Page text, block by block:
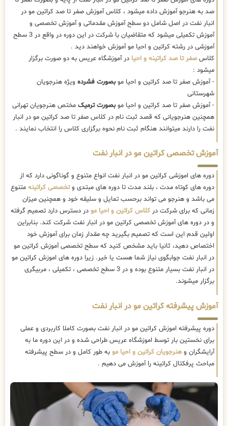
صد به هنرجو آموزش داده میشود ، کلاس آموزش صفر تا صد کراتین مو در
انبار نفت در اصل شامل دو سطح آموزش مقدماتی و آموزش تخصصی و
آموزش تکمیلی میشود که متقاضیان با شرکت در این دوره در واقع در 3 سطح
آموزشی در رشته کراتین و احیا مو آموزش خواهند دید .
کلاسصفر تا صد کراتینه و احیا در آموزشگاه عریس به دو صورت برگزار
میشود :
- آموزش صفر تا صد کراتین و احیا موبصورت فشرده ویژه هنرجویان
شهرستانی
- آموزش صفر تا صد کراتین و احیا موبصورت ترمیک مختص هنرجویان تهرانی
همچنین هنرجویانی که قصد ثبت نام در کلاس صفر تا صد کراتین مو در انبار
نفت را دارند میتوانند هنگام ثبت نام نحوه برگزاری کلاس را انتخاب نمایند .
آموزش تخصصی کراتین مو در انبار نفت
دوره های اموزشی کراتین مو در انبار نفت انواع متنوع و گوناگونی دارد که از
دوره های کوتاه مدت ، بلند مدت تا دوره های مبتدی وتخصصی کراتینه متنوع
می باشد و هنرجو می تواند برحسب تمایل و سلیقه خود و همچنین میزان
زمانی که برای شرکت در کلاس کراتین و احیا مو در دسترس دارد تصمیم گرفته
و در دوره های آموزش تخصصی کراتین مو در انبار نفت شرکت کند. بنابراین
اولین قدم این است که تصمیم بگیرید چه مقدار زمان برای آموزش خود
اختصاص دهید، ثانیا باید مشخص کنید که سطح تخصصی آموزش کراتین مو
در انبار نفت جوابگوی نیاز شما هست یا خیر. زیرا دوره های اموزش کراتین مو
در انبار نفت بسیار متنوع بوده و در 3 سطح تخصصی ، تکمیلی ، مربیگری
برگزار میشوند.
آموزش پیشرفته کراتین مو در انبار نفت
دوره پیشرفته اموزش کراتین مو در انبار نفت بصورت کاملا کاربردی و عملی
برای نخستین بار توسط اموزشگاه عریس طراحی شده و در این دوره ما به
آرایشگران و هنرجویان کراتین و احیا مو به طور کامل و در سطح پیشرفته
مباحث پرفکتال کراتینه را آموزش می دهیم .